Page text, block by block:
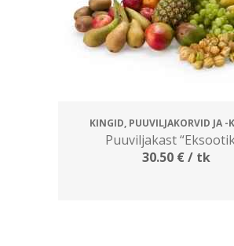
KINGID, PUUVILJAKORVID JA -
Puuviljakast
30.50 €/ tk